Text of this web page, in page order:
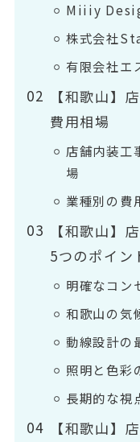
Miiiy
株式会社
有限会社エ
【和歌山】
費用相場
店舗内装工
場
業種別の費
【和歌山】
5つのポイン
明確なコン
和歌山の気
動線設計の
照明と色彩
長期的な視
【和歌山】